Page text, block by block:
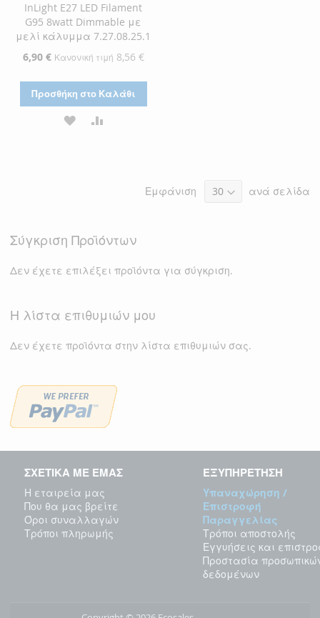
InLight E27 LED Filament
G95 8watt Dimmable με
μελί κάλυμμα 7.27.08.25.1
Ειδική
6,90 € Κανονική τιμή 8,56 €
Προσθήκη στο Καλάθι
ΠΡΟΣΘΉΚΗ
Εμφάνιση
ανά σελίδα
Σύγκριση Προϊόντων
Δεν έχετε επιλέξει προϊόντα για σύγκριση.
Η λίστα επιθυμιών μου
Δεν έχετε προϊόντα στην λίστα επιθυμιών σας.
ΣΧΕΤΙΚΑ ΜΕ ΕΜΑΣ
Η εταιρεία μας
Που θα μας βρείτε
Όροι συναλλαγών
Τρόποι πληρωμής
ΕΞΥΠΗΡΕΤΗΣΗ
Υπαναχώρηση /
Επιστροφή
Παραγγελίας
Τρόποι αποστολής
Εγγυήσεις και
Προστασία
δεδομένων